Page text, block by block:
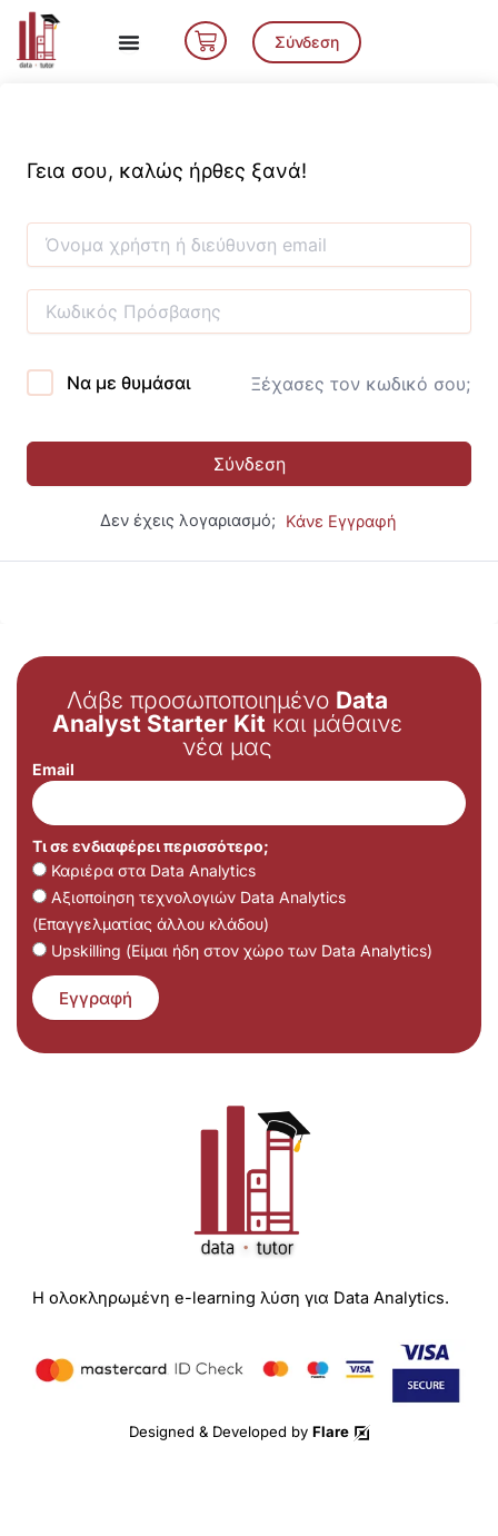
Μετάβαση
περιεχόμενο
Cart Σύνδεση
Γεια σου, καλώς ήρθες ξανά!
Να με θυμάσαι Ξέχασες τον κωδικό σου;
Σύνδεση
Δεν έχεις λογαριασμό; Κάνε Εγγραφή
Λάβε προσωποποιημένο Data
Analyst Starter Kit και μάθαινε
νέα μας
Email
Τι σε ενδιαφέρει περισσότερο;
Καριέρα στα Data Analytics
Αξιοποίηση τεχνολογιών Data Analytics
(Επαγγελματίας άλλου κλάδου)
Upskilling (Είμαι ήδη στον χώρο των Data Analytics)
Εγγραφή
Η ολοκληρωμένη e-learning λύση για Data Analytics.
Designed & Developed by Flare